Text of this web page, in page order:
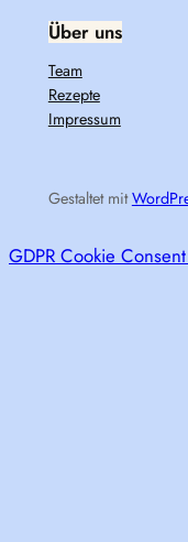
Über uns
Team
Rezepte
Impressum
Gestaltet mit
GDPR Cookie